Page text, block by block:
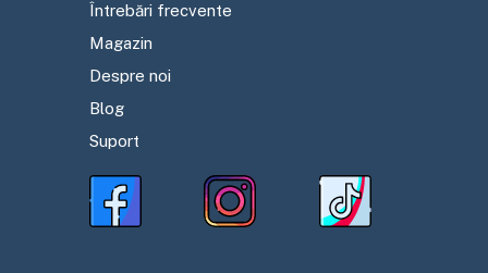
Întrebări frecvente
Magazin
Despre noi
Blog
Suport